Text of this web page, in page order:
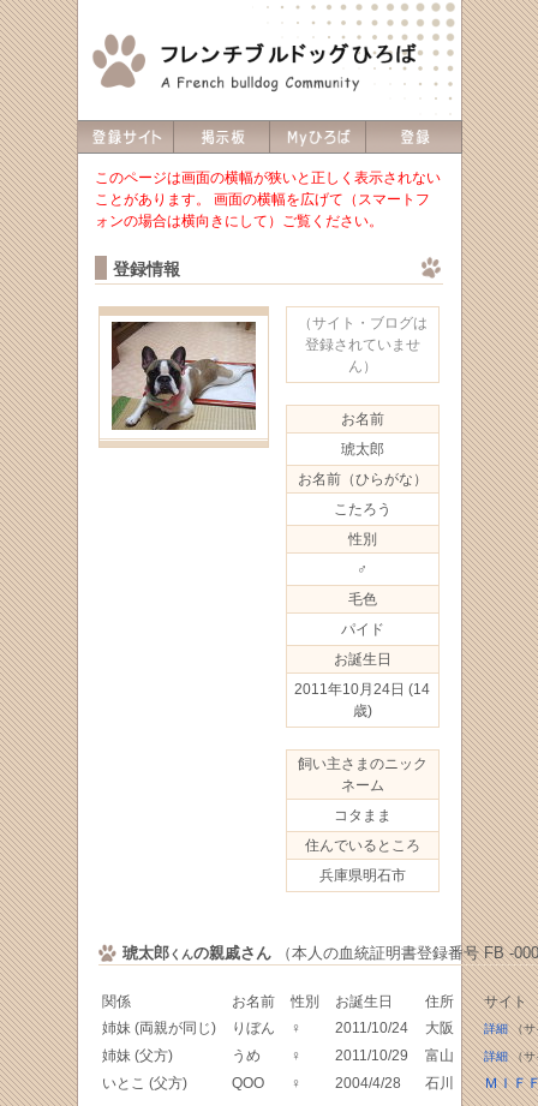
このページは画面の横幅が狭いと正しく表示されない
ことがあります。 画面の横幅を広げて（スマートフ
ォンの場合は横向きにして）ご覧ください。
登録情報
（サイト・ブログは
登録されていませ
ん）
お名前
琥太郎
お名前（ひらがな）
こたろう
性別
♂
毛色
パイド
お誕生日
2011年10月24日 (14
歳)
飼い主さまのニック
ネーム
コタまま
住んでいるところ
兵庫県明石市
琥太郎くんの親戚さん（本人の血統証明書登録番号 FB -
関係 お名前 性別 お誕生日 住所
サイト
姉妹 (両親が同じ)
りぼん ♀ 2011/10/24 大阪 詳細（サ
姉妹 (父方) うめ ♀ 2011/10/29 富山 詳細（サ
いとこ (父方) QOO ♀ 2004/4/28 石川 ＭＩＦ